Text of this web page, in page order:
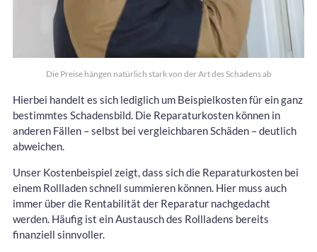
Die Preise hängen natürlich stark von der Art des Schadens ab
Hierbei handelt es sich lediglich um Beispielkosten für ein ganz
bestimmtes Schadensbild. Die Reparaturkosten können in
anderen Fällen – selbst bei vergleichbaren Schäden – deutlich
abweichen.
Unser Kostenbeispiel zeigt, dass sich die Reparaturkosten bei
einem Rollladen schnell summieren können. Hier muss auch
immer über die Rentabilität der Reparatur nachgedacht
werden. Häufig ist ein Austausch des Rollladens bereits
finanziell sinnvoller.